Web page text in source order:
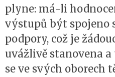
plyne: má-li
výstupů být spojeno
podpory, což je
uvážlivě stanovena
se ve svých oborech